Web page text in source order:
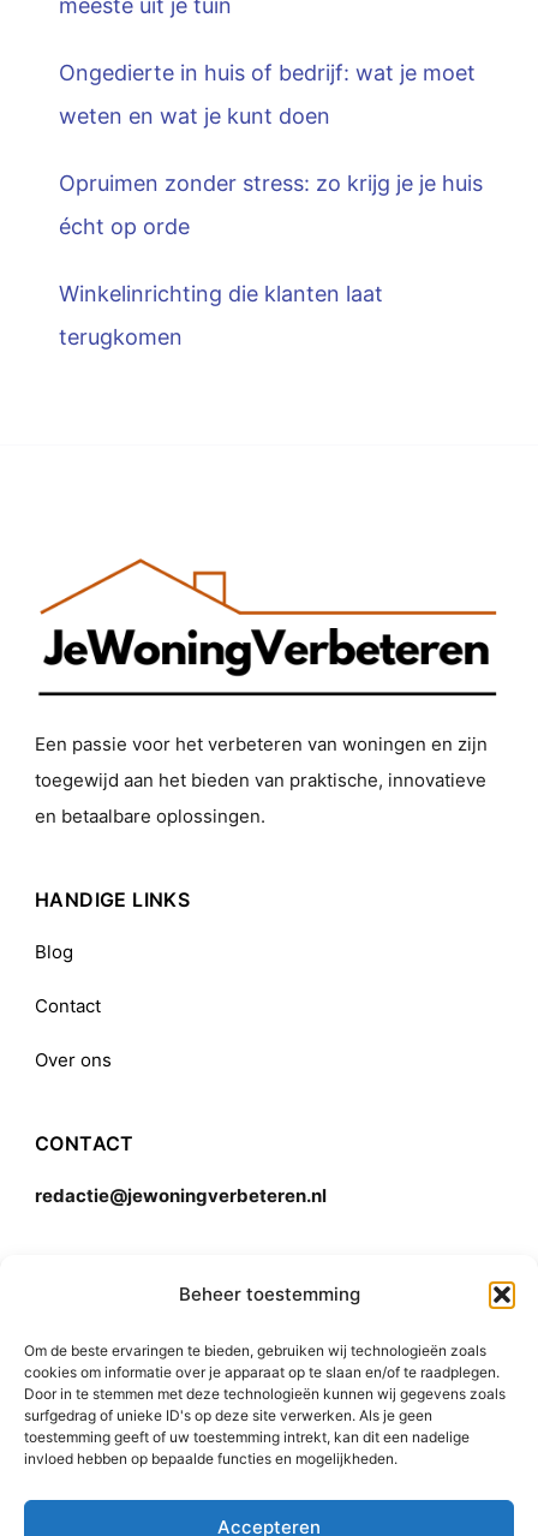
Beheer toestemming
Om de beste ervaringen te bieden, gebruiken wij technologieën zoals
cookies om informatie over je apparaat op te slaan en/of te raadplegen.
Door in te stemmen met deze technologieën kunnen wij gegevens zoals
surfgedrag of unieke ID's op deze site verwerken. Als je geen
toestemming geeft of uw toestemming intrekt, kan dit een nadelige
invloed hebben op bepaalde functies en mogelijkheden.
Accepteren
meeste uit je tuin
Ongedierte in huis of bedrijf: wat je moet
weten en wat je kunt doen
Opruimen zonder stress: zo krijg je je huis
écht op orde
Winkelinrichting die klanten laat
terugkomen
Een passie voor het verbeteren van woningen en zijn
toegewijd aan het bieden van praktische, innovatieve
en betaalbare oplossingen.
HANDIGE LINKS
Blog
Contact
Over ons
CONTACT
redactie@jewoningverbeteren.nl
Disclaimer